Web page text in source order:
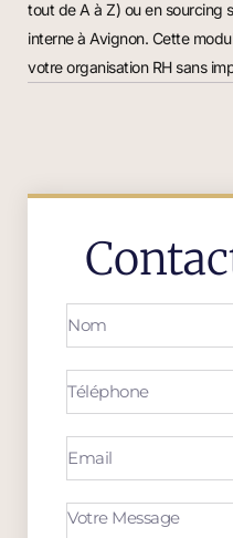
tout de A à Z) ou en sourcing
interne à Avignon. Cette
votre organisation RH sans